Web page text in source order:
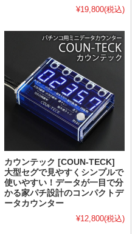
¥19,800(税込)
カウンテック [COUN-TECK]
大型セグで見やすくシンプルで
使いやすい！データが一目で分
かる家パチ設計のコンパクトデ
ータカウンター
¥12,800(税込)